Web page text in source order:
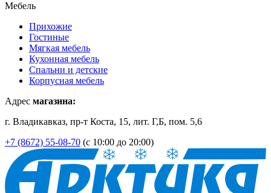
Мебель
Прихожие
Гостиные
Мягкая мебель
Кухонная мебель
Спальни и детские
Корпусная мебель
Адрес магазина:
г. Владикавказ, пр-т Коста, 15, лит. Г,Б, пом. 5,6
+7 (8672) 55-08-70 (с 10:00 до 20:00)